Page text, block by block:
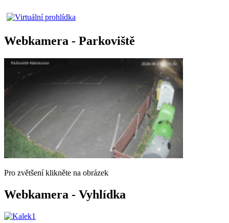
Webkamera - Parkoviště
Pro zvětšení klikněte na obrázek
Webkamera - Vyhlídka